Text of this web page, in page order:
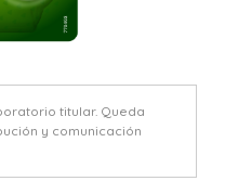
titular. Queda
y comunicación